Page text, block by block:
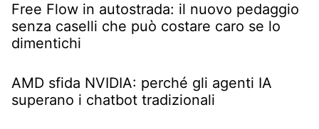
Free Flow in autostrada: il nuovo pedaggio
senza caselli che può costare caro se lo
dimentichi
AMD sfida NVIDIA: perché gli agenti IA
superano i chatbot tradizionali